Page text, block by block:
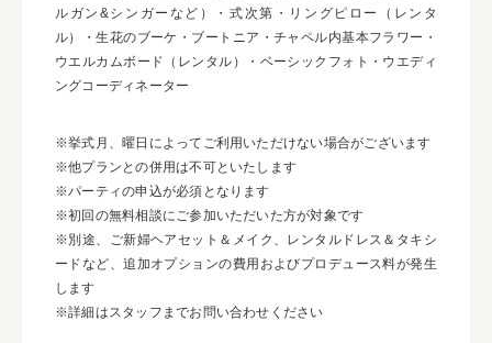
ルガン&シンガーなど）・式次第・リングピロー（レンタ
ル）・生花のブーケ・ブートニア・チャペル内基本フラワー・
ウエルカムボード（レンタル）・ベーシックフォト・ウエディ
ングコーディネーター
※挙式月、曜日によってご利用いただけない場合がございます
※他プランとの併用は不可といたします
※パーティの申込が必須となります
※初回の無料相談にご参加いただいた方が対象です
※別途、ご新婦ヘアセット＆メイク、レンタルドレス＆タキシ
ードなど、追加オプションの費用およびプロデュース料が発生
します
※詳細はスタッフまでお問い合わせください